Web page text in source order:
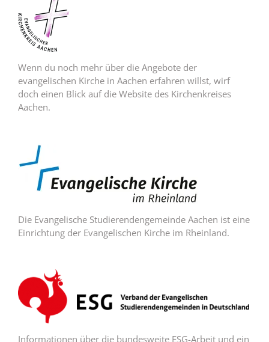
Wenn du noch mehr über die Angebote der
evangelischen Kirche in Aachen erfahren willst, wirf
doch einen Blick auf die Website des Kirchenkreises
Aachen.
Die Evangelische Studierendengemeinde Aachen ist eine
Einrichtung der Evangelischen Kirche im Rheinland.
Informationen über die bundesweite ESG-Arbeit und ein